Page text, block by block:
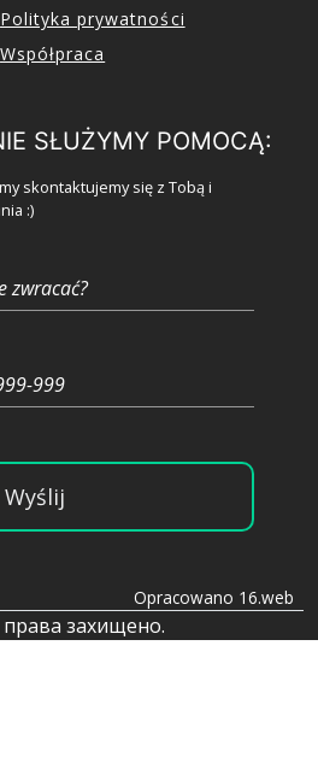
Polityka prywatności
Współpraca
SŁUŻYMY POMOCĄ:
skontaktujemy się z Tobą i
:)
Wyślij
Opracowano 16.web
права захищено.